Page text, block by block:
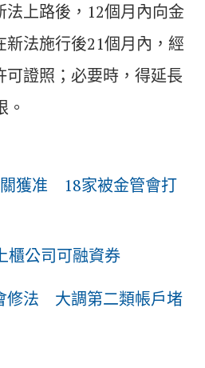
上路後，12個月內向金
新法施行後21個月內，經
證照；必要時，得延長
獲准 18家被金管會打
公司可融資券
修法 大調第二類帳戶堵